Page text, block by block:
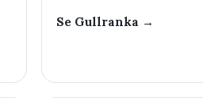
Se Gullranka →